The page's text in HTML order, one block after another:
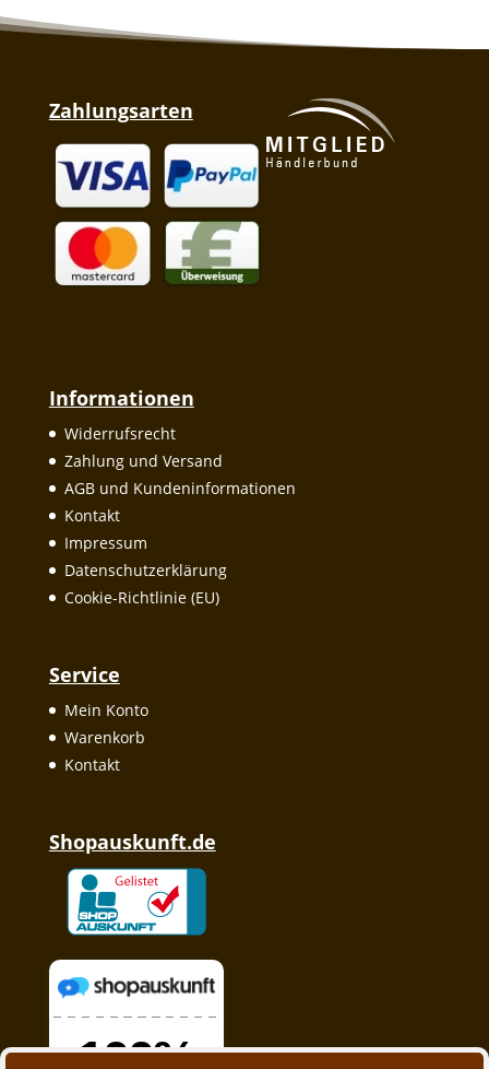
Zahlungsarten
Informationen
Widerrufsrecht
Zahlung und Versand
AGB und Kundeninformationen
Kontakt
Impressum
Datenschutzerklärung
Cookie-Richtlinie (EU)
Service
Mein Konto
Warenkorb
Kontakt
Shopauskunft.de